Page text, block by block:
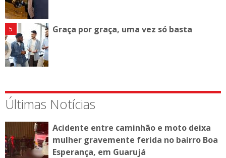
Graça por graça, uma vez só basta
Últimas Notícias
Acidente entre caminhão e moto deixa
mulher gravemente ferida no bairro Boa
Esperança, em Guarujá